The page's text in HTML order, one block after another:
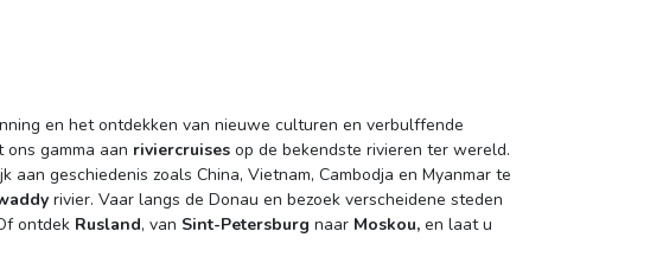
en het ontdekken van nieuwe culturen en verbulffende
gamma aan riviercruises op de bekendste rivieren ter wereld.
geschiedenis zoals China, Vietnam, Cambodja en Myanmar te
rivier. Vaar langs de Donau en bezoek verscheidene steden
ontdek Rusland, van Sint-Petersburg naar Moskou, en laat u